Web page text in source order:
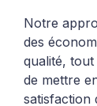
Notre
des
qualité,
de mettre
satisfaction